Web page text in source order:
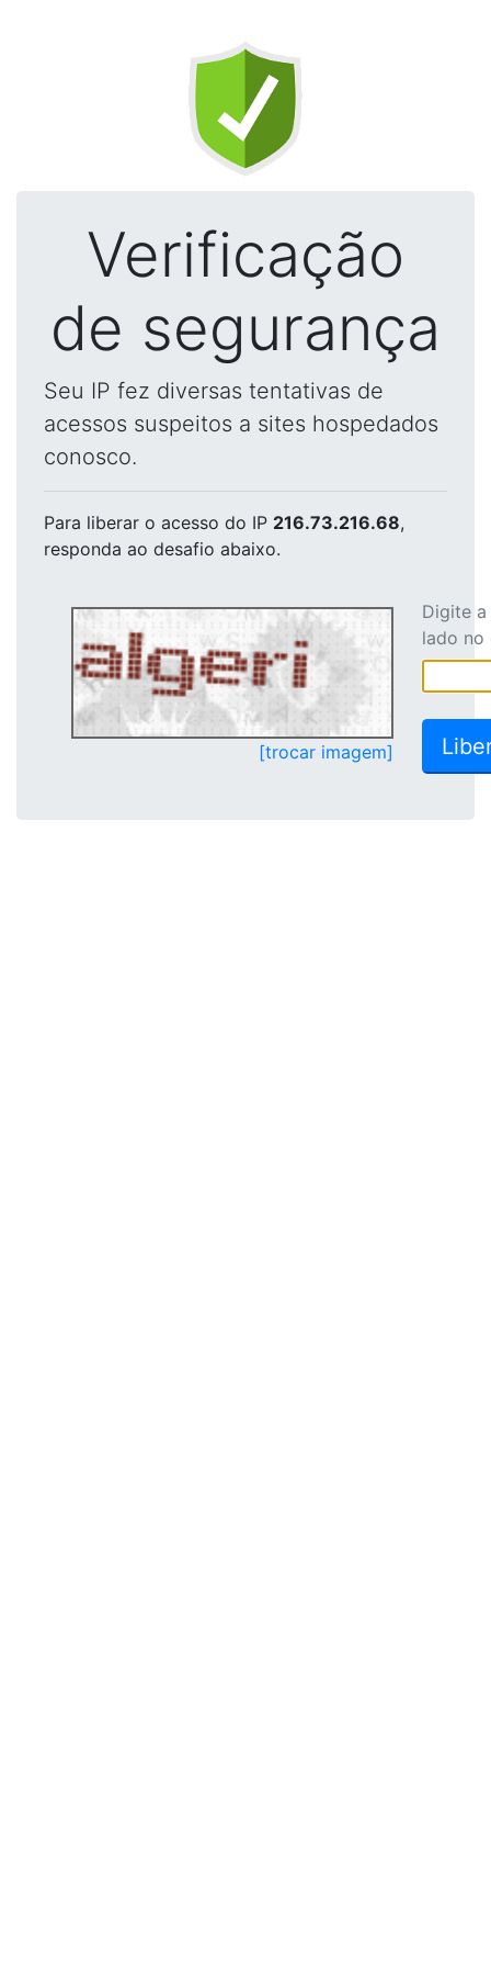
Verificação
de segurança
Seu IP fez diversas tentativas de
acessos suspeitos a sites hospedados
conosco.
Para liberar o acesso do IP 216.73.216.68,
responda ao desafio abaixo.
[trocar imagem]
Digite
lado no